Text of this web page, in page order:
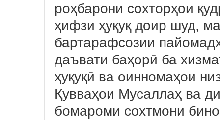
роҳбарони сохторҳои
ҳифзи ҳуқуқ доир шуд,
бартарафсозии
даъвати баҳорӣ ба
ҳуқуқӣ ва оинномаҳои
Қувваҳои Мусаллаҳ ва
бомароми сохтмони